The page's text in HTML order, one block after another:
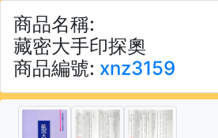
商品名稱:
藏密大手印探奧
商品編號: xnz3159